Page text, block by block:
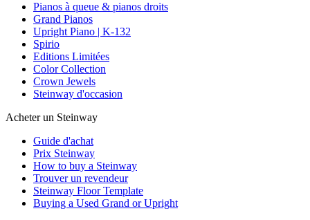
Pianos à queue & pianos droits
Grand Pianos
Upright Piano | K-132
Spirio
Editions Limitées
Color Collection
Crown Jewels
Steinway d'occasion
Acheter un Steinway
Guide d'achat
Prix Steinway
How to buy a Steinway
Trouver un revendeur
Steinway Floor Template
Buying a Used Grand or Upright